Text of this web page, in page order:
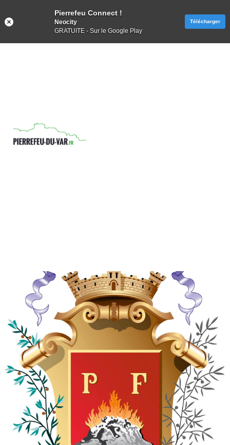
Pierrefeu Connect !
Neocity
GRATUITE - Sur le Google Play
Télécharger